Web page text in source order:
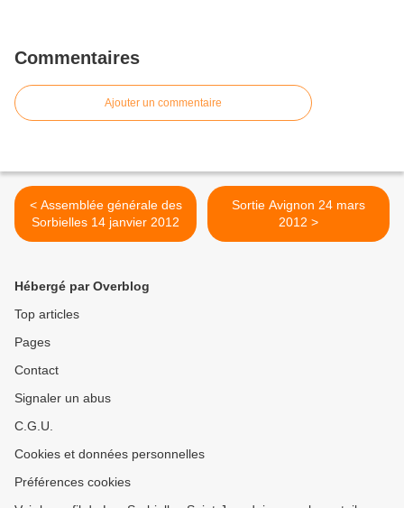
Commentaires
Ajouter un commentaire
< Assemblée générale des
Sorbielles 14 janvier 2012
Sortie Avignon 24 mars
2012 >
Hébergé par Overblog
Top articles
Pages
Contact
Signaler un abus
C.G.U.
Cookies et données personnelles
Préférences cookies